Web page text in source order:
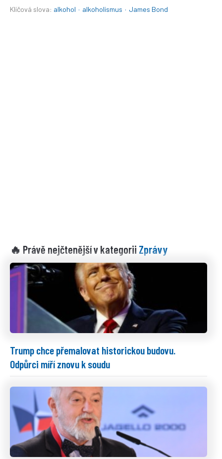
Klíčová slova: alkohol · alkoholismus · James Bond
🔥 Právě nejčtenější v kategorii Zprávy
Trump chce přemalovat historickou budovu.
Odpůrci míří znovu k soudu